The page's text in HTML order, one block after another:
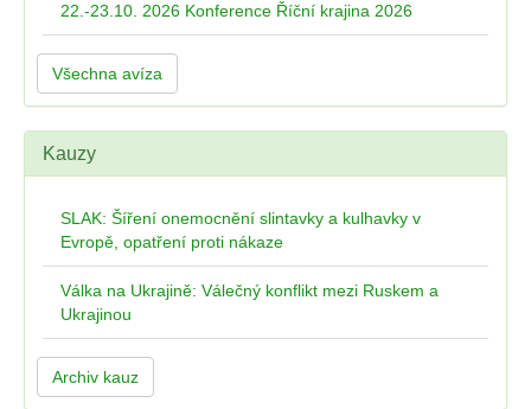
22.-23.10. 2026 Konference Říční krajina 2026
Všechna avíza
Kauzy
SLAK: Šíření onemocnění slintavky a kulhavky v
Evropě, opatření proti nákaze
Válka na Ukrajině: Válečný konflikt mezi Ruskem a
Ukrajinou
Archiv kauz